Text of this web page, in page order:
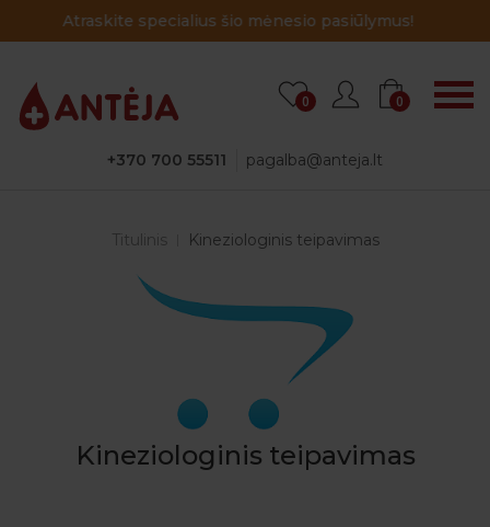
pasiūlymus! Atraskite specialius
+370 700 55511 pagalba@anteja.lt
0 0
Titulinis Kineziologinis teipavimas
Kineziologinis teipavimas